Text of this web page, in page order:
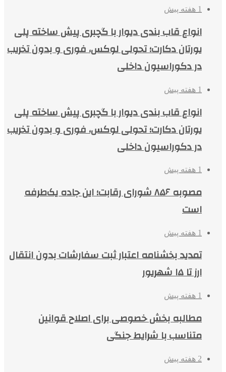
1 هفته پیش
انواع قاب بندی دیوار با گچبری پیش ساخته پلی
یورتان دکارت؛ تحولی لوکس، فوری و بدون تخریب
در دکوراسیون داخلی
1 هفته پیش
انواع قاب بندی دیوار با گچبری پیش ساخته پلی
یورتان دکارت؛ تحولی لوکس، فوری و بدون تخریب
در دکوراسیون داخلی
1 هفته پیش
مصوبه ۸۵۶ شورای رقابت؛ این جاده یک‌طرفه
است
1 هفته پیش
تمدید بخشنامه اعتبار ثبت سفارشات بدون انتقال
ارز تا ۱۵ شهریور
1 هفته پیش
مطالبه بخش خصوصی برای اصلاح قوانین
متناسب با شرایط جنگی
2 هفته پیش